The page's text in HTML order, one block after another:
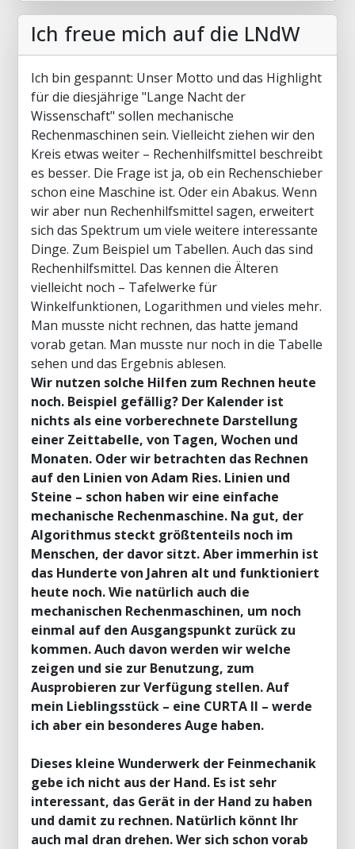
Ich freue mich auf die LNdW
Ich bin gespannt: Unser Motto und das Highlight
für die diesjährige "Lange Nacht der
Wissenschaft" sollen mechanische
Rechenmaschinen sein. Vielleicht ziehen wir den
Kreis etwas weiter – Rechenhilfsmittel beschreibt
es besser. Die Frage ist ja, ob ein Rechenschieber
schon eine Maschine ist. Oder ein Abakus. Wenn
wir aber nun Rechenhilfsmittel sagen, erweitert
sich das Spektrum um viele weitere interessante
Dinge. Zum Beispiel um Tabellen. Auch das sind
Rechenhilfsmittel. Das kennen die Älteren
vielleicht noch – Tafelwerke für
Winkelfunktionen, Logarithmen und vieles mehr.
Man musste nicht rechnen, das hatte jemand
vorab getan. Man musste nur noch in die Tabelle
sehen und das Ergebnis ablesen.
Wir nutzen solche Hilfen zum Rechnen heute
noch. Beispiel gefällig? Der Kalender ist
nichts als eine vorberechnete Darstellung
einer Zeittabelle, von Tagen, Wochen und
Monaten. Oder wir betrachten das Rechnen
auf den Linien von Adam Ries. Linien und
Steine – schon haben wir eine einfache
mechanische Rechenmaschine. Na gut, der
Algorithmus steckt größtenteils noch im
Menschen, der davor sitzt. Aber immerhin ist
das Hunderte von Jahren alt und funktioniert
heute noch. Wie natürlich auch die
mechanischen Rechenmaschinen, um noch
einmal auf den Ausgangspunkt zurück zu
kommen. Auch davon werden wir welche
zeigen und sie zur Benutzung, zum
Ausprobieren zur Verfügung stellen. Auf
mein Lieblingsstück – eine CURTA II – werde
ich aber ein besonderes Auge haben.
Dieses kleine Wunderwerk der Feinmechanik
gebe ich nicht aus der Hand. Es ist sehr
interessant, das Gerät in der Hand zu haben
und damit zu rechnen. Natürlich könnt Ihr
auch mal dran drehen. Wer sich schon vorab